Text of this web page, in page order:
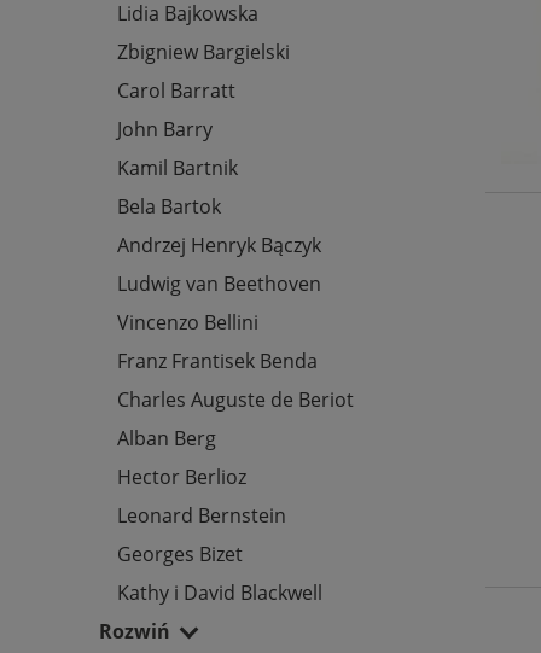
Lidia Bajkowska
Zbigniew Bargielski
Carol Barratt
John Barry
Kamil Bartnik
Bela Bartok
Andrzej Henryk Bączyk
Ludwig van Beethoven
Vincenzo Bellini
Franz Frantisek Benda
Charles Auguste de Beriot
Alban Berg
Hector Berlioz
Leonard Bernstein
Georges Bizet
Kathy i David Blackwell
Jan Nepomucen Bobrowicz
Rozwiń